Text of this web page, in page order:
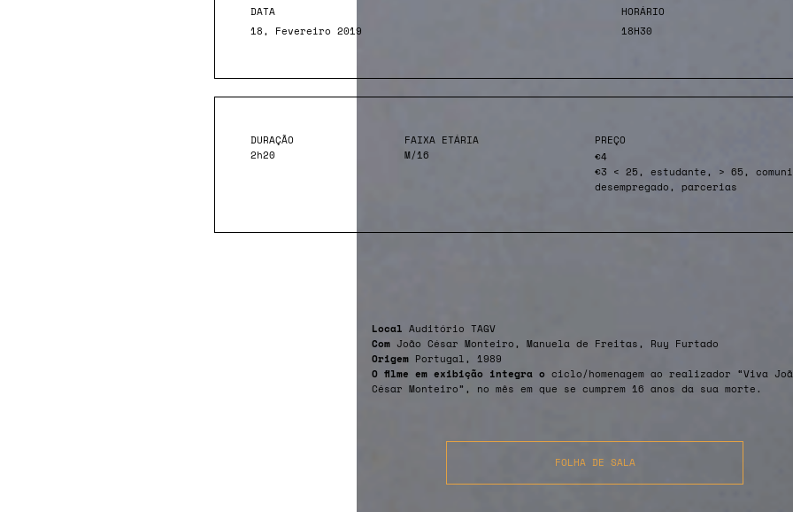
DATA
18, Fevereiro 2019
HORÁRIO
18H30
DURAÇÃO
2h20
FAIXA ETÁRIA
M/16
PREÇO
€4
€3 < 25, estudante, > 65,
desempregado, parcerias
Local Auditório TAGV
Com João César Monteiro, Manuela de Freitas, Ruy Furtado
Origem Portugal, 1989
O filme em exibição integra o ciclo/homenagem ao realizador “Viva
César Monteiro”, no mês em que se cumprem 16 anos da sua morte.
FOLHA DE SALA